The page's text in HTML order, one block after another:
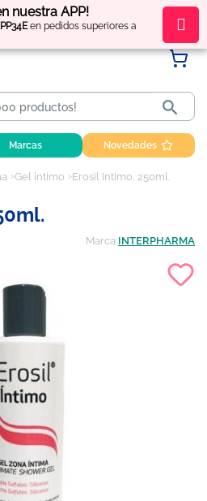
nuestra APP!
en pedidos superiores a
puntos por tus compras

Marcas Novedades
Gel íntimo Erosil Intimo, 250ml.
Marca INTERPHARMA